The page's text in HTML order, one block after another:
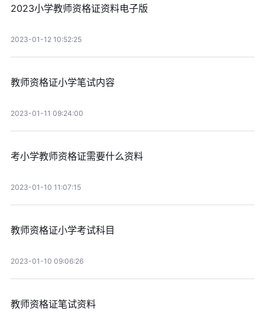
2023小学教师资格证资料电子版
2023-01-12 10:52:25
教师资格证小学笔试内容
2023-01-11 09:24:00
考小学教师资格证需要什么资料
2023-01-10 11:07:15
教师资格证小学考试科目
2023-01-10 09:06:26
教师资格证笔试资料